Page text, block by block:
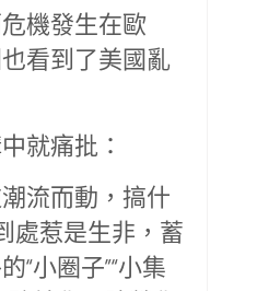
機發生在歐
看到了美國亂
就痛批：
流而動，搞什
處惹是生非，蓄
“小圈子”“小集